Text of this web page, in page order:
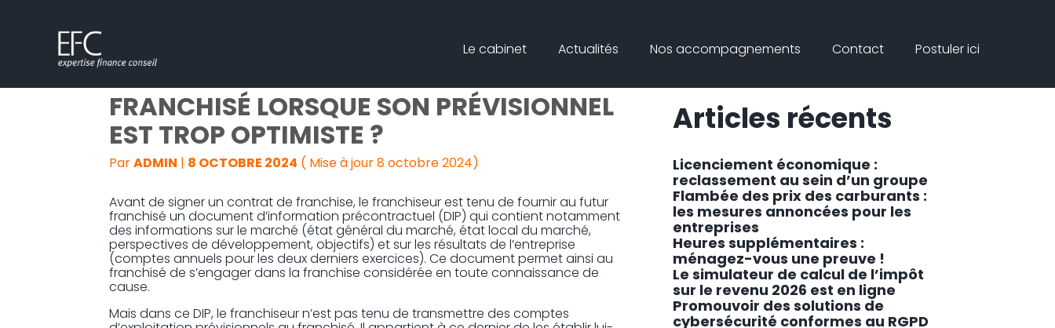
Aller
au
Le cabinet Actualités Nos accompagnements Contact Postuler ici
LE FRANCHISEUR DOIT-IL ALERTER LE
FRANCHISÉ LORSQUE SON PRÉVISIONNEL
EST TROP OPTIMISTE ?
ParADMIN | 8 OCTOBRE 2024 ( Mise à jour 8 octobre 2024)
Avant de signer un contrat de franchise, le franchiseur est tenu de fournir au futur
franchisé un document d’information précontractuel (DIP) qui contient notamment
des informations sur le marché (état général du marché, état local du marché,
perspectives de développement, objectifs) et sur les résultats de l’entreprise
(comptes annuels pour les deux derniers exercices). Ce document permet ainsi au
franchisé de s’engager dans la franchise considérée en toute connaissance de
cause.
Mais dans ce DIP, le franchiseur n’est pas tenu de transmettre des comptes
Blog
sidebar
Articles récents
Licenciement économique :
reclassement au sein d’un groupe
Flambée des prix des carburants :
les mesures annoncées pour les
entreprises
Heures supplémentaires :
ménagez-vous une preuve !
Le simulateur de calcul de l’impôt
sur le revenu 2026 est en ligne
Promouvoir des solutions de
cybersécurité conformes au RGPD